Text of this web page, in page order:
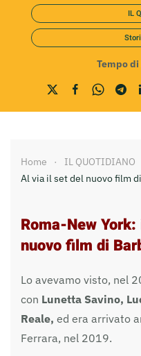
IL
Tempo
Home IL QUOTIDIANO
Al via il set del nuovo film
Roma-New
nuovo film di
Lo avevamo visto, nel
con Lunetta Savino,
Reale, ed era arrivato
Ferrara, nel 2019.